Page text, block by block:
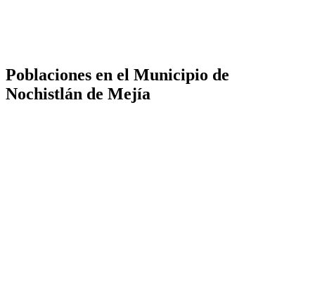
Poblaciones en el Municipio de
Nochistlán de Mejía